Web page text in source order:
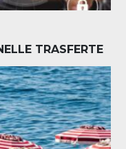
TRASFERTE